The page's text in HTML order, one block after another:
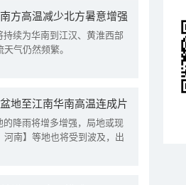
方高温减少北方暑意增强
续为华南到江汉、黄淮西部
气仍然频繁。
地至江南华南高温连成片
的降雨将增多增强，局地或现
南】等地也将受到波及，出